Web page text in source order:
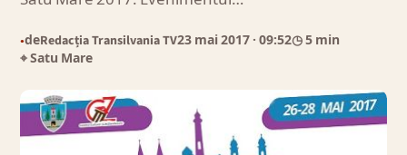
●deRedacția Transilvania TV23 mai 2017 · 09:52◷ 5 min
⌖ Satu Mare